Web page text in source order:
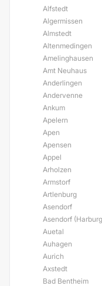
Alfstedt
Algermissen
Almstedt
Altenmedingen
Amelinghausen
Amt Neuhaus
Anderlingen
Andervenne
Ankum
Apelern
Apen
Apensen
Appel
Arholzen
Armstorf
Artlenburg
Asendorf
Asendorf
Auetal
Auhagen
Aurich
Axstedt
Bad Bentheim